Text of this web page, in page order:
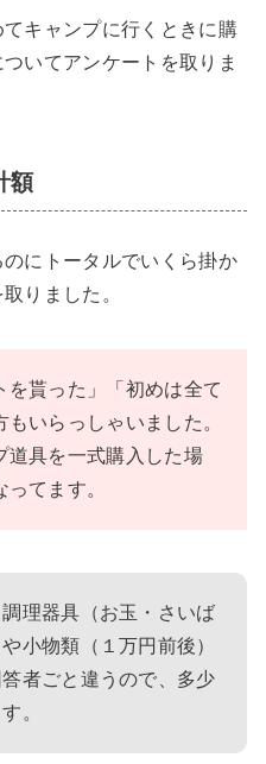
キャンプに行くときに購
いてアンケートを取りま
額
にトータルでいくら掛か
りました。
を貰った」「初めは全て
いらっしゃいました。
道具を一式購入した場
てます。
理器具（お玉・さいば
小物類（１万円前後）
者ごと違うので、多少
。